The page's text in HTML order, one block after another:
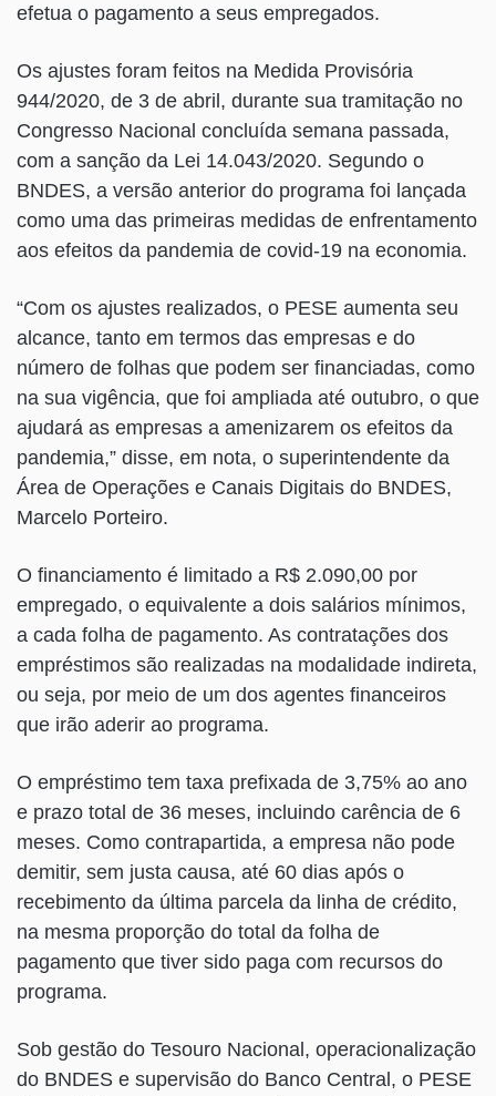
efetua o pagamento a seus empregados.
Os ajustes foram feitos na Medida Provisória
944/2020, de 3 de abril, durante sua tramitação no
Congresso Nacional concluída semana passada,
com a sanção da Lei 14.043/2020. Segundo o
BNDES, a versão anterior do programa foi lançada
como uma das primeiras medidas de enfrentamento
aos efeitos da pandemia de covid-19 na economia.
“Com os ajustes realizados, o PESE aumenta seu
alcance, tanto em termos das empresas e do
número de folhas que podem ser financiadas, como
na sua vigência, que foi ampliada até outubro, o que
ajudará as empresas a amenizarem os efeitos da
pandemia,” disse, em nota, o superintendente da
Área de Operações e Canais Digitais do BNDES,
Marcelo Porteiro.
O financiamento é limitado a R$ 2.090,00 por
empregado, o equivalente a dois salários mínimos,
a cada folha de pagamento. As contratações dos
empréstimos são realizadas na modalidade indireta,
ou seja, por meio de um dos agentes financeiros
que irão aderir ao programa.
O empréstimo tem taxa prefixada de 3,75% ao ano
e prazo total de 36 meses, incluindo carência de 6
meses. Como contrapartida, a empresa não pode
demitir, sem justa causa, até 60 dias após o
recebimento da última parcela da linha de crédito,
na mesma proporção do total da folha de
pagamento que tiver sido paga com recursos do
programa.
Sob gestão do Tesouro Nacional, operacionalização
do BNDES e supervisão do Banco Central, o PESE